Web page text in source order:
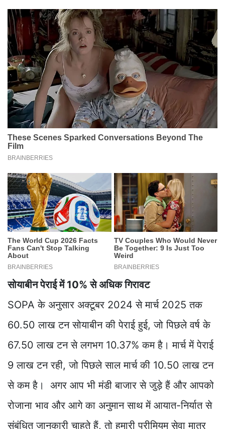
सोयाबीन पेराई में 10% से अधिक गिरावट
SOPA के अनुसार अक्टूबर 2024 से मार्च 2025 तक
60.50 लाख टन सोयाबीन की पेराई हुई, जो पिछले वर्ष के
67.50 लाख टन से लगभग 10.37% कम है। मार्च में पेराई
9 लाख टन रही, जो पिछले साल मार्च की 10.50 लाख टन
से कम है। अगर आप भी मंडी बाजार से जुड़े हैं और आपको
रोजाना भाव और आगे का अनुमान साथ में आयात-निर्यात से
संबंधित जानकारी चाहते हैं, तो हमारी प्रीमियम सेवा मात्र